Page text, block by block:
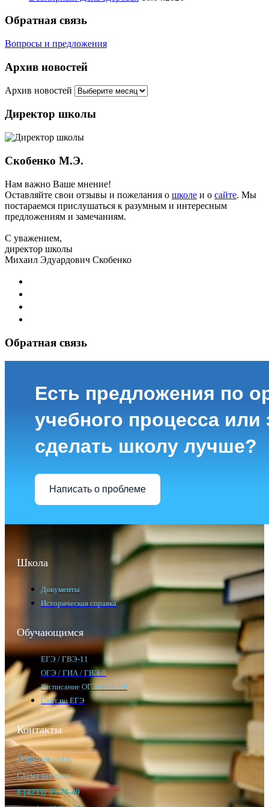
Обратная связь
Вопросы и предложения
Архив новостей
Архив новостей
Директор школы
Скобенко М.Э.
Нам важно Ваше мнение!
Оставляйте свои отзывы и пожелания о школе и о сайте. Мы
постараемся прислушаться к разумным и интересным
предложениям и замечаниям.
С уважением,
директор школы
Михаил Эдуардович Скобенко
Обратная связь
Есть предложения по
учебного процесса или
сделать школу лучше?
Написать о проблеме
Школа
Документы
Историческая справка
Обучающимся
ЕГЭ / ГВЭ-11
ОГЭ / ГИА / ГВЭ-9
Расписание ОГЭ и ГВЭ-9
Сайт по ЕГЭ
Контакты
Обратная связь
Схема проезда
8 (4233) 43-76-49